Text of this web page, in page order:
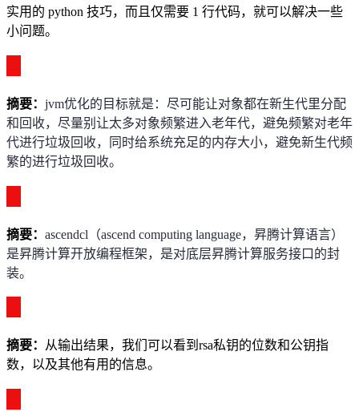
实用的 python 技巧，而且仅需要 1 行代码，就可以解决一些
小问题。
摘要： jvm优化的目标就是：尽可能让对象都在新生代里分配
和回收，尽量别让太多对象频繁进入老年代，避免频繁对老年
代进行垃圾回收，同时给系统充足的内存大小，避免新生代频
繁的进行垃圾回收。
摘要： ascendcl （ascend computing language，昇腾计算语言）
是昇腾计算开放编程框架，是对底层昇腾计算服务接口的封
装。
摘要： 从输出结果，我们可以看到 rsa私钥的位数和公钥指
数，以及其他有用的信息。